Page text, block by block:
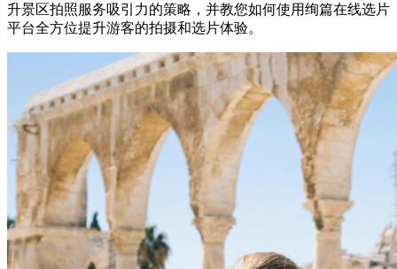
升景区拍照服务吸引力的策略，并教您如何使用绚篇在线选片
平台全方位提升游客的拍摄和选片体验。